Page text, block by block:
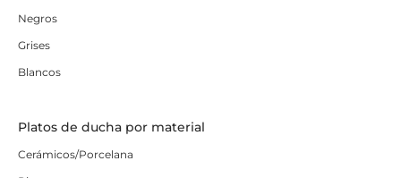
Negros
Grises
Blancos
Platos de ducha por material
Cerámicos/Porcelana